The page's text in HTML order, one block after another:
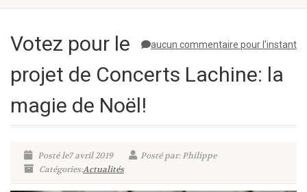
aucun commentaire pour l'instant
Votez pour le
projet de Concerts Lachine: la
magie de Noël!
Posté le7 avril 2019
Posté par: Philippe
Catégories:Actualités